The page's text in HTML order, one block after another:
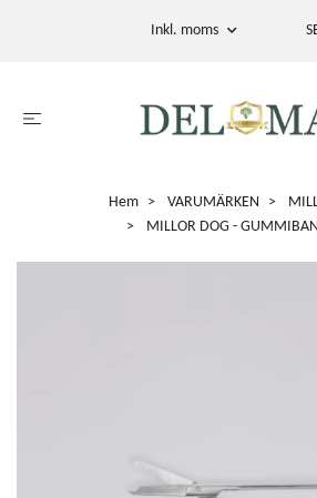
Inkl. moms
Hem VARUMÄRKEN
MILLOR DOG -